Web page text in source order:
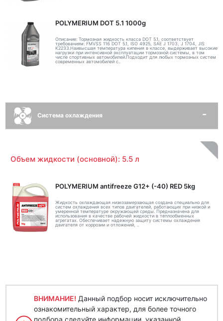
POLYMERIUM DOT 5.1 1000g
Описание: Тормозная жидкость класса DOT 5.1, соответствует
требованиям: FMVSS 116 DOT 5.1, ISO 4925, SAE J 1703, J 1704, JIS
K2233.Наивысшая температура кипения в классе, выдерживает высокие
нагрузки при интенсивной эксплуатации тормозной системы, в том
числе спортивных автомобилей.Подходит для любых тормозных систем
современных автомобилей с..
Система охлаждения
Объем жидкости (основной): 5.5 л
POLYMERIUM antifreeze G12+ (-40) RED 5kg
Жидкость охлаждающая низкозамерзающая создана специально для
систем охлаждения всех типов двигателей, работающих при низкой и
умеренной температуре окружающей среды. Предназначена для
использования в качестве рабочей жидкости в теплообменных
агрегатах. Обеспечивает надежную защиту системы охлаждения
двигателя от коррозии и отложений, ..
ВНИМАНИЕ! Данный подбор носит исключительно
ознакомительный характер, для более точного
подбора следуйте информации, указанной